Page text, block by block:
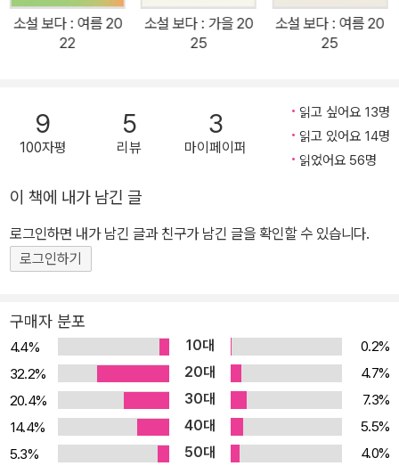
번 자유로운 토론을 거쳐 작품을 선정한다. 심사평은 문학과지성사
웹사이트에서 확인할 수 있다. 여름, 이 계절의 소설 “멀리, 아주 멀
타」는 청년 세대의 새로운 감각 공동체를 환기한다. 창업과 주식, 취
직마저 실패한 진호는 대학 때부터 짝사랑한 예리가 아이돌 그룹 1pi
ck의 팬임을 알게 된 후로, 그룹의 리드 보컬인 사촌 형 재호(일오)를
호의 무료한 일상은, 소행성 이름을 딴 소제목들이 암시하듯, 임시 이
름으로 평생 우주를 떠돌거나 이름조차 갖지 못한 무수한 소행성을
연상시킨다. 진호는 ‘진짜와 가짜’가 뒤섞인 화면 속 세계를 거쳐 “각
까. “TV?영상을 보는 감각이 독서 방식에 어떤 영향을 끼치는지 오
래 고민”했다는 작가의 말처럼, 이미지처럼 배치된 문자와 기호, 시각
적인 리듬을 고려한 텍스트가 또 다른 재미를 선사한다. “저는 제 소
설 속 인물들이 ‘타인의 사적 영역과 자유’를 지킬 줄 아는 개인주의자
이길 바랍니다. ‘나’의 영역이 소중하기 때문에 ‘너’의 영역도 소중히
여길 줄 아는 그런 사람들이요. 이런 관계가 유지되기 위해서는 두터
운 신뢰가 바탕이 되어야겠지요. 그런 신뢰가 가능하다면, 우리 모두
소설 보다 : 여름 20
22
소설 보다 : 가을 20
25
소설 보다 : 여름 20
25
9
100자평
5
리뷰
3
마이페이퍼
읽고 싶어요 13명
읽고 있어요 14명
읽었어요 56명
이 책에 내가 남긴 글
로그인하면 내가 남긴 글과 친구가 남긴 글을 확인할 수 있습니다.
로그인하기
구매자 분포
4.4% 10대
0.2%
32.2%
20대
4.7%
20.4%
30대
7.3%
14.4%
40대
5.5%
5.3%
50대
4.0%